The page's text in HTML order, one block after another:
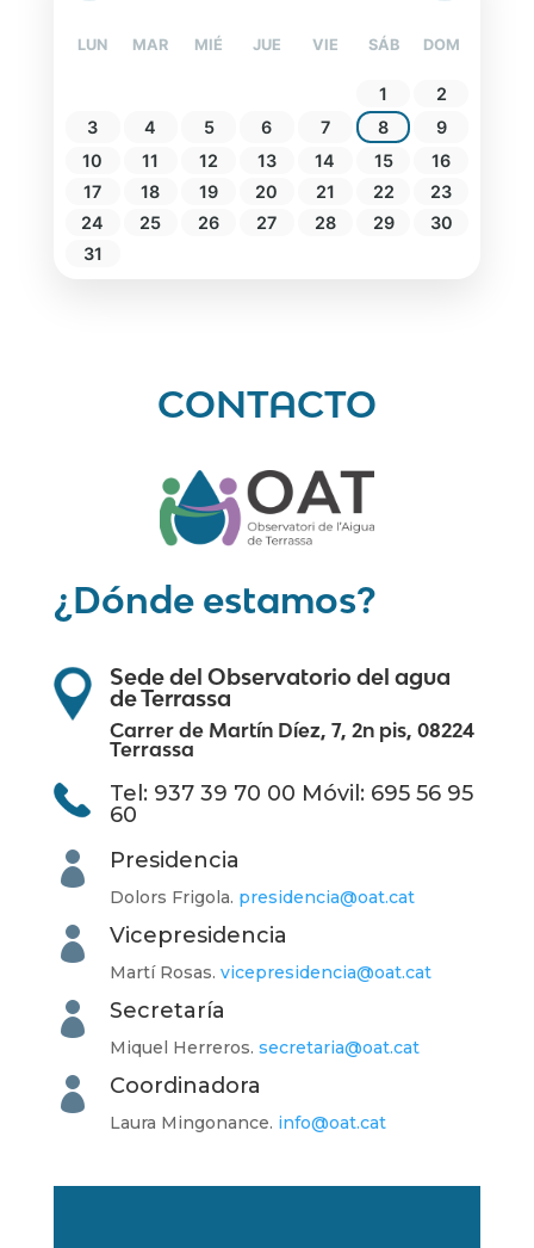
LUN MAR MIÉ JUE VIE SÁB DOM
1
2
3
4 5 6 7 8
9
10
11 12 13 14 15
16
17
18 19 20 21 22
23
24
25 26 27 28 29
30
31
CONTACTO
¿Dónde estamos?
Sede del Observatorio del agua
de Terrassa
Carrer de Martín Díez, 7, 2n pis, 08224
Terrassa
Tel: 937 39 70 00 Móvil: 695 56 95
60
 Presidencia
Dolors Frigola. presidencia@oat.cat
 Vicepresidencia
Martí Rosas. vicepresidencia@oat.cat
 Secretaría
Miquel Herreros. secretaria@oat.cat
 Coordinadora
Laura Mingonance. info@oat.cat